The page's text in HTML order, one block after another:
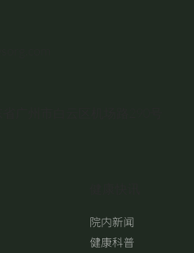
院内新闻
健康科普